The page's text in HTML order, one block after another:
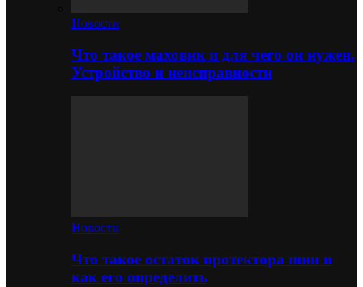
Новости
Что такое маховик и для чего он нужен.
Устройство и неисправности
Новости
Что такое остаток протектора шин и
как его определить